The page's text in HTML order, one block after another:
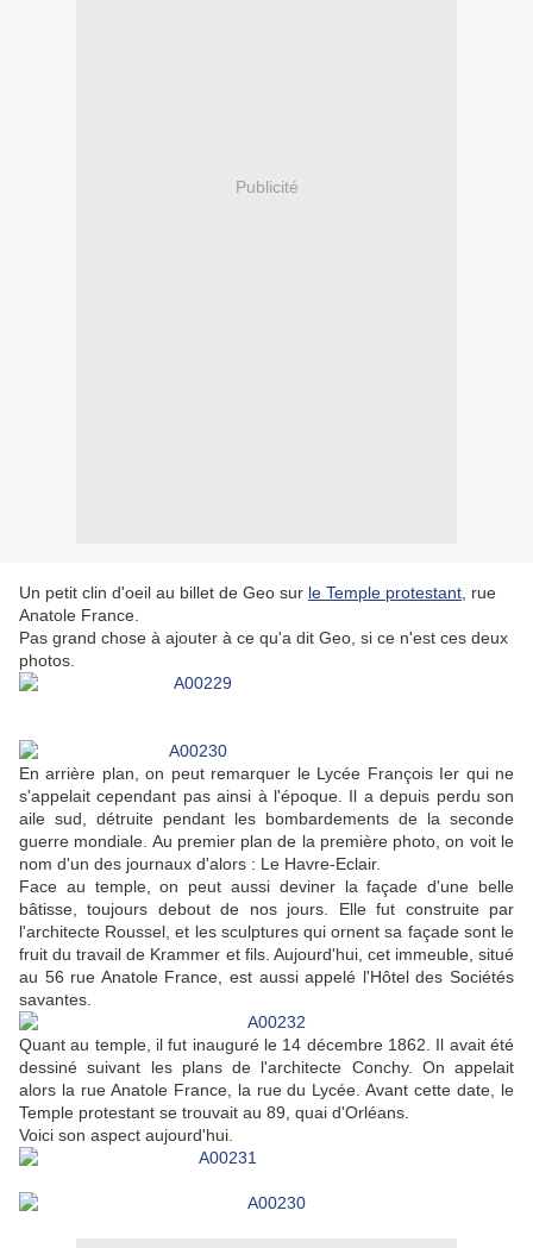
Publicité
Un petit clin d'oeil au billet de Geo sur le Temple protestant , rue
Anatole France.
Pas grand chose à ajouter à ce qu'a dit Geo, si ce n'est ces deux
photos.
En arrière plan, on peut remarquer le Lycée François Ier qui ne
s'appelait cependant pas ainsi à l'époque. Il a depuis perdu son
aile sud, détruite pendant les bombardements de la seconde
guerre mondiale. Au premier plan de la première photo, on voit le
nom d'un des journaux d'alors : Le Havre-Eclair.
Face au temple, on peut aussi deviner la façade d'une belle
bâtisse, toujours debout de nos jours. Elle fut construite par
l'architecte Roussel, et les sculptures qui ornent sa façade sont le
fruit du travail de Krammer et fils. Aujourd'hui, cet immeuble, situé
au 56 rue Anatole France, est aussi appelé l'Hôtel des Sociétés
savantes.
Quant au temple, il fut inauguré le 14 décembre 1862. Il avait été
dessiné suivant les plans de l'architecte Conchy. On appelait
alors la rue Anatole France, la rue du Lycée. Avant cette date, le
Temple protestant se trouvait au 89, quai d'Orléans.
Voici son aspect aujourd'hui.